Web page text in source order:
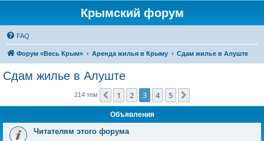
Крымский форум
FAQ
Форум «Весь Крым» Аренда жилья в Крыму Сдам жилье в Алуште
Сдам жилье в Алуште
214 тем Пред.
1 2 3 4 5
Объявления
Читателям этого форума